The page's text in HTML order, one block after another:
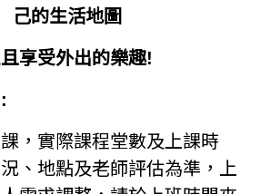
己的生活地圖
享受外出的樂趣!
，實際課程堂數及上課時
、地點及老師評估為準，上